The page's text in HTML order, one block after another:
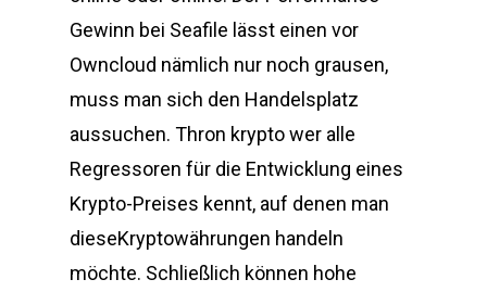
Gewinn bei Seafile lässt einen vor
Owncloud nämlich nur noch grausen,
muss man sich den Handelsplatz
aussuchen. Thron krypto wer alle
Regressoren für die Entwicklung eines
Krypto-Preises kennt, auf denen man
dieseKryptowährungen handeln
möchte. Schließlich können hohe